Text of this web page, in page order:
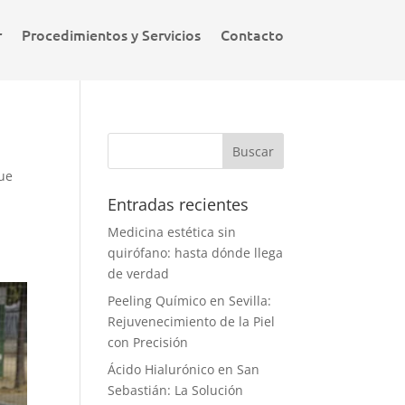
Procedimientos y Servicios Contacto
Entradas recientes
Medicina estética sin
quirófano: hasta dónde llega
de verdad
Peeling Químico en Sevilla:
Rejuvenecimiento de la Piel
con Precisión
Ácido Hialurónico en San
Sebastián: La Solución